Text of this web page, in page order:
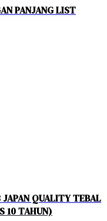
PANJANG LIST
QUALITY TEBAL
10 TAHUN)